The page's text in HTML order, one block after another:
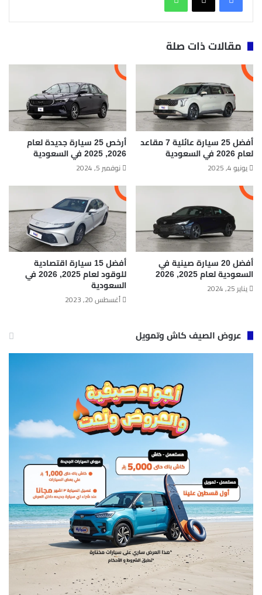
مقالات ذات صلة
أفضل 25 سيارة عائلية 7 مقاعد
لعام 2026 في السعودية
يونيو 4, 2025
أرخص 25 سيارة جديدة لعام
2026, 2025 في السعودية
نوفمبر 5, 2024
أفضل 20 سيارة صينية في
السعودية لعام 2025, 2026
يناير 25, 2024
أفضل 15 سيارة اقتصادية
للوقود لعام 2025, 2026 في
السعودية
أغسطس 20, 2023
عروض الصيف كاش وتمويل